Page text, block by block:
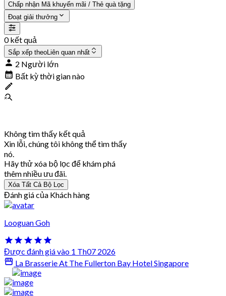
Chấp nhận Mã khuyến mãi / Thẻ quà tặng
Đoạt giải thưởng
0 kết quả
Sắp xếp theoLiên quan nhất
2 Người lớn
Bất kỳ thời gian nào
Không tìm thấy kết quả
Xin lỗi, chúng tôi không thể tìm thấy
nó.
Hãy thử xóa bộ lọc để khám phá
thêm nhiều ưu đãi.
Xóa Tất Cả Bộ Lọc
Đánh giá của Khách hàng
Looguan Goh
Được đánh giá vào 1 Th07 2026
La Brasserie At The Fullerton Bay Hotel Singapore